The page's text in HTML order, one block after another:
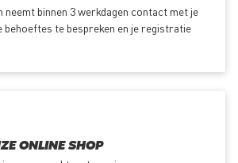
neemt binnen 3 werkdagen contact met je
behoeftes te bespreken en je registratie
ONLINE SHOP